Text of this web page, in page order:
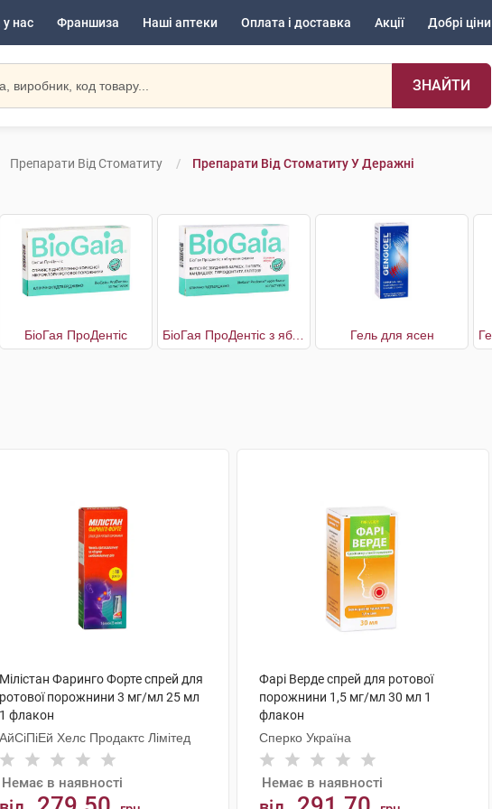
нас Франшиза Наші аптеки Оплата і доставка Акції Добрі ціни
ЗНАЙТИ
Препарати Від Стоматиту Препарати Від Стоматиту У Деражні
БіоГая ПроДентіс БіоГая ПроДентіс з яблучним смаком Гель для ясен
Мілістан Фаринго Форте спрей для
ротової порожнини 3 мг/мл 25 мл
1 флакон
АйСіПіЕй Хелс Продактc Лімітед
Немає в наявності
Фарі Верде спрей для ротової
порожнини 1,5 мг/мл 30 мл 1
флакон
Сперко Україна
Немає в наявності